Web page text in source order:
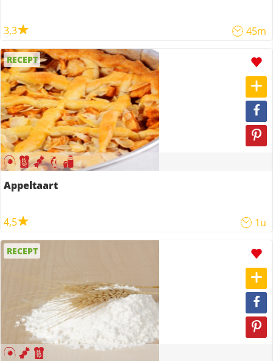
3,3 45m
RECEPT
Appeltaart
4,5 1u
RECEPT